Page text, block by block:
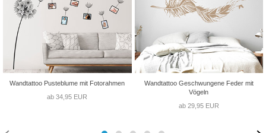
Wandtattoo Pusteblume mit Fotorahmen
ab 34,95 EUR
Wandtattoo Geschwungene Feder mit
Vögeln
ab 29,95 EUR